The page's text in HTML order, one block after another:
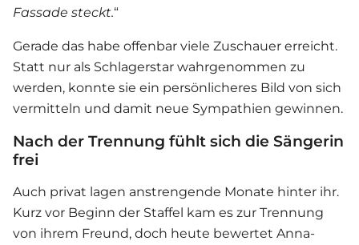
Fassade steckt.“
Gerade das habe offenbar viele Zuschauer erreicht.
Statt nur als Schlagerstar wahrgenommen zu
werden, konnte sie ein persönlicheres Bild von sich
vermitteln und damit neue Sympathien gewinnen.
Nach der Trennung fühlt sich die Sängerin
frei
Auch privat lagen anstrengende Monate hinter ihr.
Kurz vor Beginn der Staffel kam es zur Trennung
von ihrem Freund, doch heute bewertet Anna-